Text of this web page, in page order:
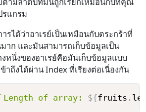
รแกรม
ได้ว่าอาเรย์เป็นเหมือนกับตระกร้าที่
าก และมันสามารถเก็บข้อมูลเป็น
หนึ่งของอาเรย์คือมันเก็บข้อมูลแบบ
าถึงได้ผ่าน Index ที่เรียงต่อเนื่องกัน
` Length of array: ${fruits .